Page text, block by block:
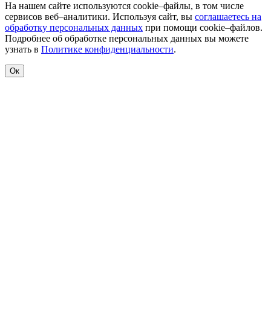
На нашем сайте используются cookie–файлы, в том числе
сервисов веб–аналитики. Используя сайт, вы соглашаетесь на
обработку персональных данных при помощи cookie–файлов.
Подробнее об обработке персональных данных вы можете
узнать в Политике конфиденциальности.
Ок